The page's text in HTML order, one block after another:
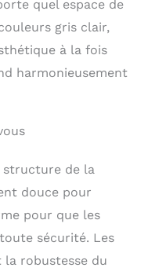
quel espace de
gris clair,
à la fois
harmonieusement
structure de la
douce pour
pour que les
sécurité. Les
la robustesse du